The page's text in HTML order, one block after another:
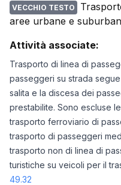
VECCHIO TESTO
aree urbane e
Attività associate:
Trasporto di linea di
passeggeri su strada
salita e la discesa dei
prestabilite. Sono escluse
trasporto ferroviario di
trasporto di passeggeri
trasporto non di linea di
turistiche su veicoli per il
49.32